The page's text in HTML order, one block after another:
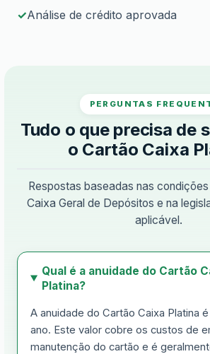
Análise de crédito aprovada
PERGUNTAS
Tudo o que precisa de
o Cartão Caixa
Respostas baseadas nas
Caixa Geral de Depósitos e na
aplicável.
Qual é a anuidade do Cartão
Platina?
A anuidade do Cartão Caixa Platina
ano. Este valor cobre os custos de
manutenção do cartão e é